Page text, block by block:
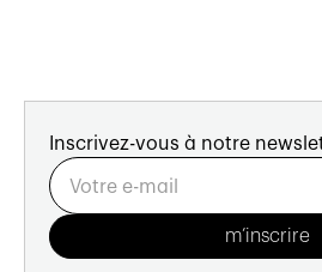
Inscrivez-vous à notre